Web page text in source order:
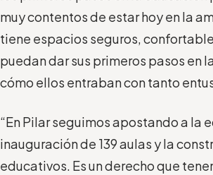
muy contentos de estar hoy en la
tiene espacios seguros,
puedan dar sus primeros pasos en
cómo ellos entraban con tanto
“En Pilar seguimos apostando a la
inauguración de 139 aulas y la
educativos. Es un derecho que